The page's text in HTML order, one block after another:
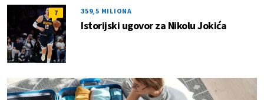
7 359,5 MILIONA
Istorijski ugovor za Nikolu Jokića